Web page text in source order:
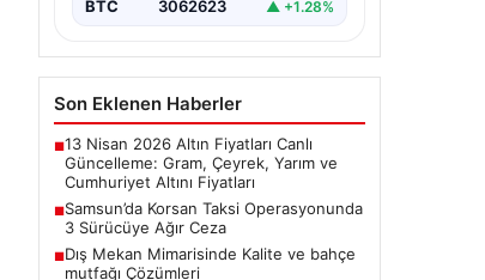
BTC 3062623 ▲ +1.28%
Son Eklenen Haberler
■13 Nisan 2026 Altın Fiyatları Canlı
Güncelleme: Gram, Çeyrek, Yarım ve
Cumhuriyet Altını Fiyatları
■Samsun’da Korsan Taksi Operasyonunda
3 Sürücüye Ağır Ceza
■Dış Mekan Mimarisinde Kalite ve bahçe
mutfağı Çözümleri